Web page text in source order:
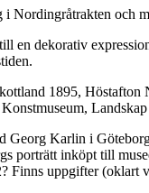
i Nordingråtrakten och
en dekorativ
1895,
Georg Karlin i
porträtt inköpt till
Finns uppgifter